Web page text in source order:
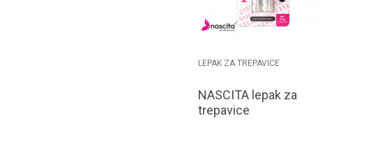
LEPAK ZA TREPAVICE
NASCITA lepak za
trepavice